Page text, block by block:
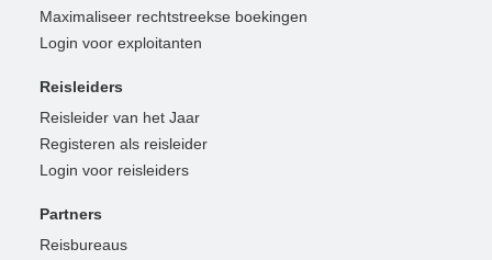
Maximaliseer rechtstreekse boekingen
Login voor exploitanten
Reisleiders
Reisleider van het Jaar
Registeren als reisleider
Login voor reisleiders
Partners
Reisbureaus